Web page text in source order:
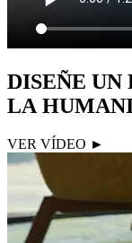
DISEÑE UN
LA
VER VÍDEO ►